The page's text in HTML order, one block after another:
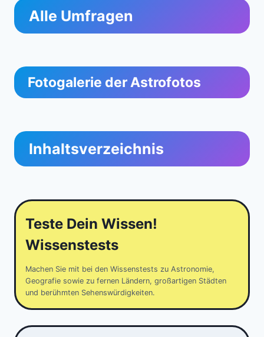
Alle Umfragen
Fotogalerie der Astrofotos
Inhaltsverzeichnis
Teste Dein Wissen!
Wissenstests
Machen Sie mit bei den Wissenstests zu Astronomie,
Geografie sowie zu fernen Ländern, großartigen Städten
und berühmten Sehenswürdigkeiten.